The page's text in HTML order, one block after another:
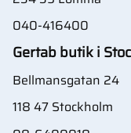
040-416400
Gertab butik i
Bellmansgatan 24
118 47 Stockholm